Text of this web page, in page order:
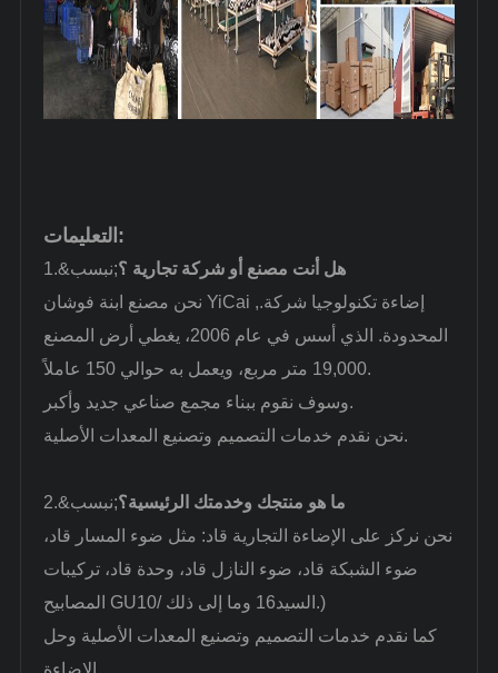
التعليمات:
1.&نبسب;هل أنت مصنع أو شركة تجارية ؟
نحن مصنع ابنة فوشان YiCai إضاءة تكنولوجيا شركة.,
المحدودة. الذي أسس في عام 2006، يغطي أرض المصنع
19,000 متر مربع، ويعمل به حوالي 150 عاملاً.
وسوف نقوم ببناء مجمع صناعي جديد وأكبر.
نحن نقدم خدمات التصميم وتصنيع المعدات الأصلية.
2.&نبسب;ما هو منتجك وخدمتك الرئيسية؟
نحن نركز على الإضاءة التجارية قاد: مثل ضوء المسار قاد،
ضوء الشبكة قاد، ضوء النازل قاد، وحدة قاد، تركيبات
المصابيح GU10/ السيد16 وما إلى ذلك.)
كما نقدم خدمات التصميم وتصنيع المعدات الأصلية وحل
الإضاءة.